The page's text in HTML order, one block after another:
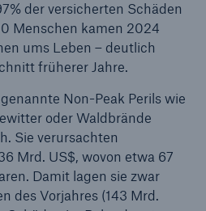
der versicherten Schäden
Menschen kamen 2024
ums Leben – deutlich
früherer Jahre.
Non-Peak Perils wie
oder Waldbrände
Sie verursachten
Mrd. US$, wovon etwa 67
Damit lagen sie zwar
des Vorjahres (143 Mrd.
Munich Re